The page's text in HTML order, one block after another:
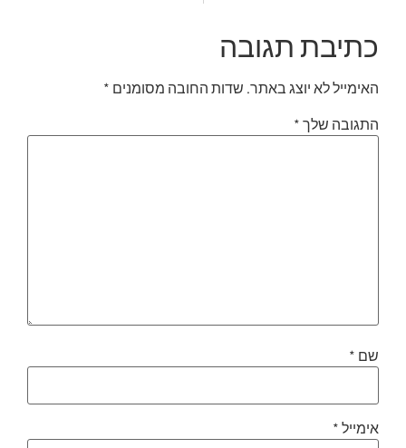
כתיבת תגובה
האימייל לא יוצג באתר. שדות החובה מסומנים *
התגובה שלך*
שם *
אימייל*